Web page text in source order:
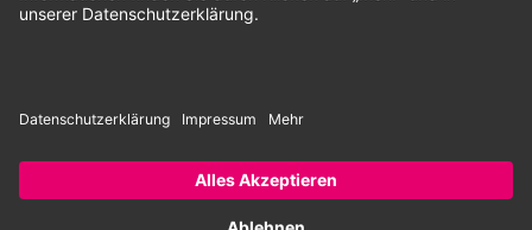
Unsere Zahlungsarten:
Rechnung SEPA-Lastschrift Vorkasse